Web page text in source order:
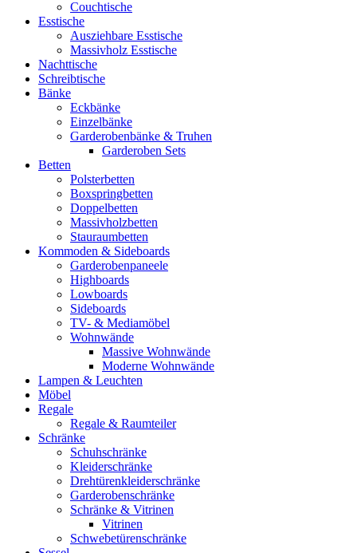
Couchtische
Esstische
Ausziehbare Esstische
Massivholz Esstische
Nachttische
Schreibtische
Bänke
Eckbänke
Einzelbänke
Garderobenbänke & Truhen
Garderoben Sets
Betten
Polsterbetten
Boxspringbetten
Doppelbetten
Massivholzbetten
Stauraumbetten
Kommoden & Sideboards
Garderobenpaneele
Highboards
Lowboards
Sideboards
TV- & Mediamöbel
Wohnwände
Massive Wohnwände
Moderne Wohnwände
Lampen & Leuchten
Möbel
Regale
Regale & Raumteiler
Schränke
Schuhschränke
Kleiderschränke
Drehtürenkleiderschränke
Garderobenschränke
Schränke & Vitrinen
Vitrinen
Schwebetürenschränke